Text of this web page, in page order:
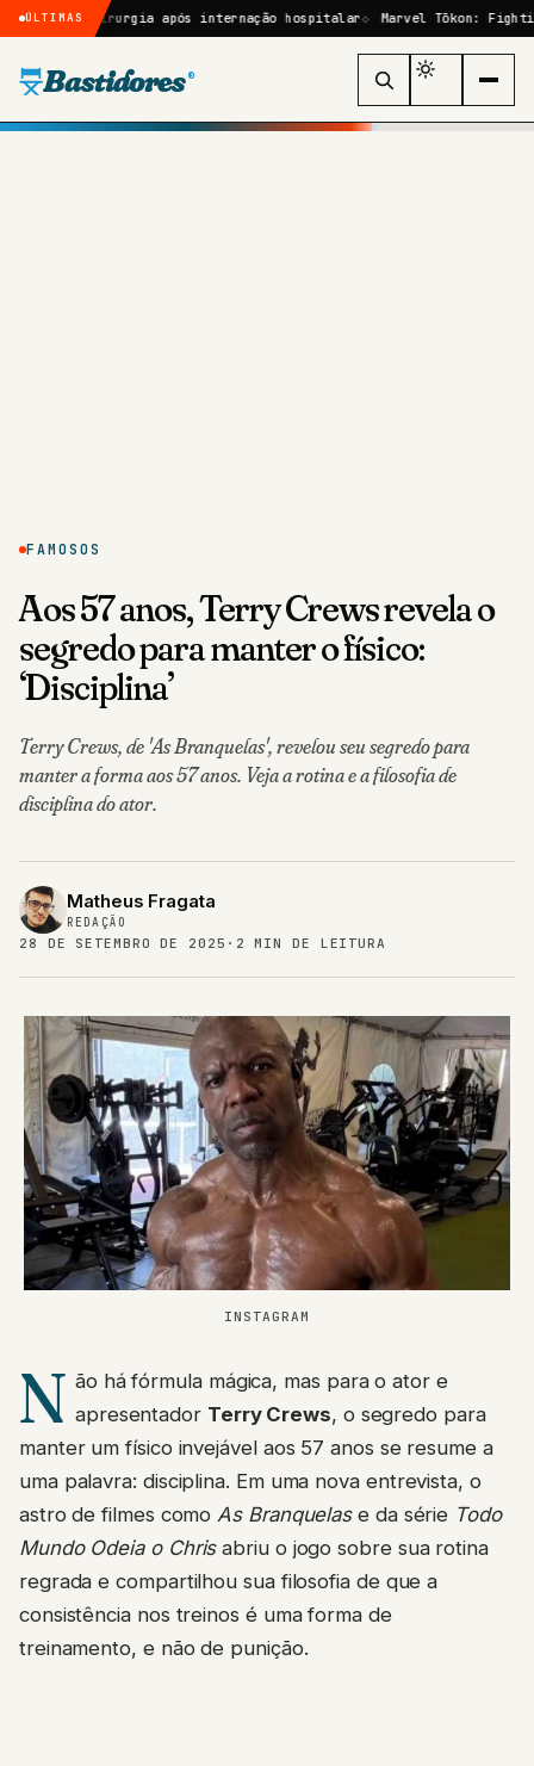
ÚLTIMAS
cirurgia após internação hospitalar Marvel Tōkon: Fighting
Bastidores ®
FAMOSOS
Aos 57 anos, Terry Crews revela o
segredo para manter o físico:
‘Disciplina’
Terry Crews, de 'As Branquelas', revelou seu segredo para
manter a forma aos 57 anos. Veja a rotina e a filosofia de
disciplina do ator.
Matheus Fragata
REDAÇÃO
28 DE SETEMBRO DE 2025 · 2 MIN DE LEITURA
INSTAGRAM
N ão há fórmula mágica, mas para o ator e
apresentador Terry Crews, o segredo para
manter um físico invejável aos 57 anos se resume a
uma palavra: disciplina. Em uma nova entrevista, o
astro de filmes como As Branquelase da série Todo
Mundo Odeia o Chrisabriu o jogo sobre sua rotina
regrada e compartilhou sua filosofia de que a
consistência nos treinos é uma forma de
treinamento, e não de punição.